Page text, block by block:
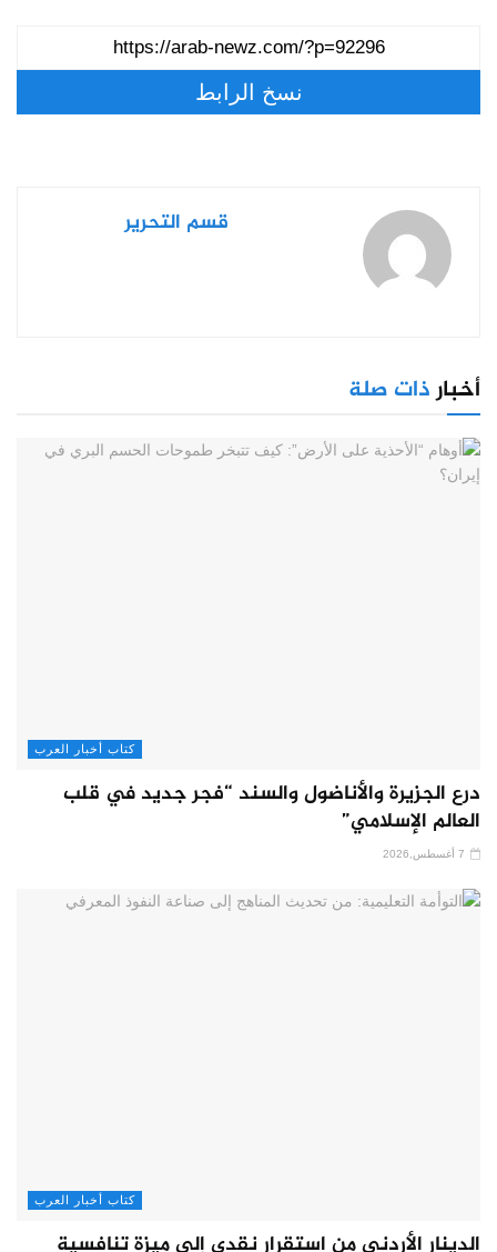
نسخ الرابط
قسم التحرير
أخبارذات صلة
كتاب أخبار العرب
درع الجزيرة والأناضول والسند “فجر جديد في قلب
العالم الإسلامي”
كتاب أخبار العرب
الدينار الأردني من استقرار نقدي إلى ميزة تنافسية